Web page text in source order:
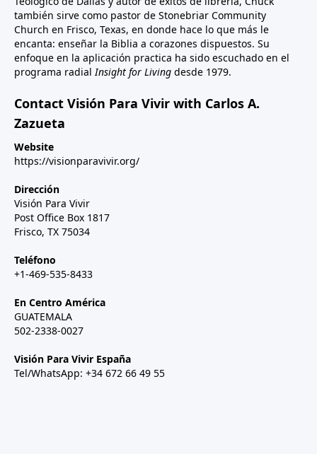
también sirve como pastor de Stonebriar Community
Church en Frisco, Texas, en donde hace lo que más le
encanta: enseñar la Biblia a corazones dispuestos. Su
enfoque en la aplicación practica ha sido escuchado en el
programa radialInsight for Living desde 1979.
Contact Visión Para Vivir with Carlos A.
Zazueta
Website
https://visionparavivir.org/
Dirección
Visión Para Vivir
Post Office Box 1817
Frisco, TX 75034
Teléfono
+1-469-535-8433
En Centro América
GUATEMALA
502-2338-0027
Visión Para Vivir España
Tel/WhatsApp: +34 672 66 49 55